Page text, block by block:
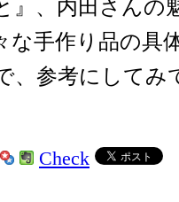
』、内田さんの
な手作り品の具
、参考にしてみ
Check